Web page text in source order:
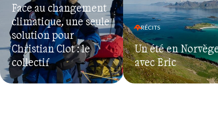
Face au changement
climatique, une seule
solution pour
Christian Clot : le
collectif
RÉCITS
Un été en
avec Eric